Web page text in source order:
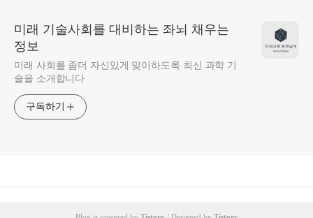
미래 기술사회를 대비하는 좌뇌 채우는
정보
미래 사회를 좀더 자신있게 맞이하도록 최신 과학 기
술을 소개합니다
구독하기